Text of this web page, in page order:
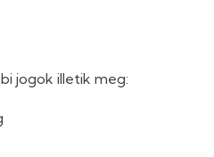
jogok illetik meg: